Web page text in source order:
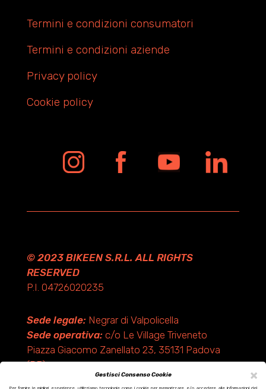
×
Gestisci Consenso Cookie
Termini e condizioni consumatori
Termini e condizioni aziende
Privacy policy
Cookie policy
© 2023 BIKEEN S.R.L. ALL RIGHTS
RESERVED
P.I. 04726020235
Sede legale:Negrar di Valpolicella
Sede operativa:c/o Le Village Triveneto
Piazza Giacomo Zanellato 23, 35131 Padova
(PD)